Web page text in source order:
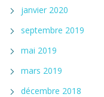
janvier 2020
septembre 2019
mai 2019
mars 2019
décembre 2018